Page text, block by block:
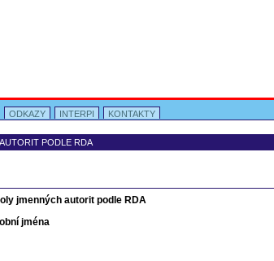
ODKAZY INTERPI
KONTAKTY
Osobní
nástroje
PODLE RDA
jmenných autorit podle RDA
jména